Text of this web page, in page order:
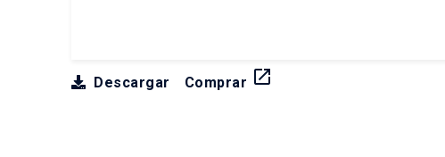
Descargar Comprar launch